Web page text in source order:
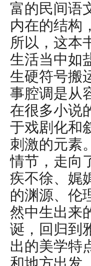
富的民间语
内在的结构
所以，这本
生活当中如
生硬符号搬
事腔调是从
在很多小说
于戏剧化和
刺激的元素
情节，走向
疾不徐、娓
的渊源、伦
然中生出来
诞，回归到
出的美学特